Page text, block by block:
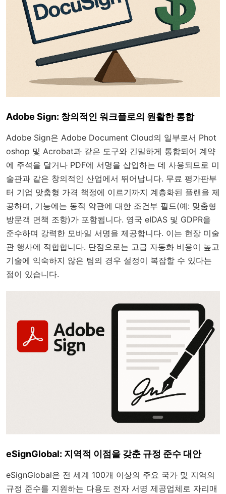
Adobe Sign: 창의적인 워크플로의 원활한 통합
Adobe Sign은 Adobe Document Cloud의 일부로서 Phot
oshop 및 Acrobat과 같은 도구와 긴밀하게 통합되어 계약
에 주석을 달거나 PDF에 서명을 삽입하는 데 사용되므로 미
술관과 같은 창의적인 산업에서 뛰어납니다. 무료 평가판부
터 기업 맞춤형 가격 책정에 이르기까지 계층화된 플랜을 제
공하며, 기능에는 동적 약관에 대한 조건부 필드(예: 맞춤형
방문객 면책 조항)가 포함됩니다. 영국 eIDAS 및 GDPR을
준수하며 강력한 모바일 서명을 제공합니다. 이는 현장 미술
관 행사에 적합합니다. 단점으로는 고급 자동화 비용이 높고
기술에 익숙하지 않은 팀의 경우 설정이 복잡할 수 있다는
점이 있습니다.
eSignGlobal: 지역적 이점을 갖춘 규정 준수 대안
eSignGlobal은 전 세계 100개 이상의 주요 국가 및 지역의
규정 준수를 지원하는 다용도 전자 서명 제공업체로 자리매